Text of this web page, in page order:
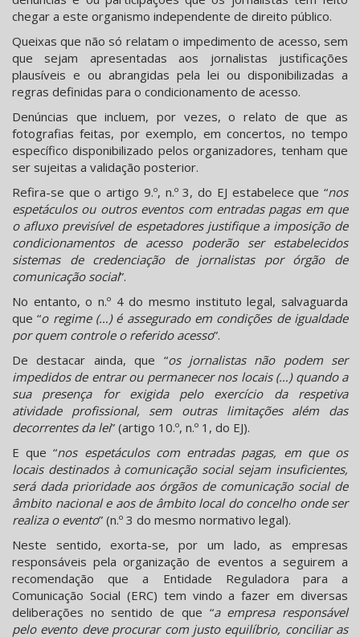
chegar a este organismo independente de direito público.
Queixas que não só relatam o impedimento de acesso, sem
que sejam apresentadas aos jornalistas justificações
plausíveis e ou abrangidas pela lei ou disponibilizadas a
regras definidas para o condicionamento de acesso.
Denúncias que incluem, por vezes, o relato de que as
fotografias feitas, por exemplo, em concertos, no tempo
específico disponibilizado pelos organizadores, tenham que
ser sujeitas a validação posterior.
Refira-se que o artigo 9.º, n.º 3, do EJ estabelece que “nos
espetáculos ou outros eventos com entradas pagas em que
o afluxo previsível de espetadores justifique a imposição de
condicionamentos de acesso poderão ser estabelecidos
sistemas de credenciação de jornalistas por órgão de
comunicação social”.
No entanto, o n.º 4 do mesmo instituto legal, salvaguarda
que “o regime (…) é assegurado em condições de igualdade
por quem controle o referido acesso”.
De destacar ainda, que “os jornalistas não podem ser
impedidos de entrar ou permanecer nos locais (…) quando a
sua presença for exigida pelo exercício da respetiva
atividade profissional, sem outras limitações além das
decorrentes da lei” (artigo 10.º, n.º 1, do EJ).
E que “nos espetáculos com entradas pagas, em que os
locais destinados à comunicação social sejam insuficientes,
será dada prioridade aos órgãos de comunicação social de
âmbito nacional e aos de âmbito local do concelho onde ser
realiza o evento” (n.º 3 do mesmo normativo legal).
Neste sentido, exorta-se, por um lado, as empresas
responsáveis pela organização de eventos a seguirem a
recomendação que a Entidade Reguladora para a
Comunicação Social (ERC) tem vindo a fazer em diversas
deliberações no sentido de que “a empresa responsável
pelo evento deve procurar com justo equilíbrio, conciliar as